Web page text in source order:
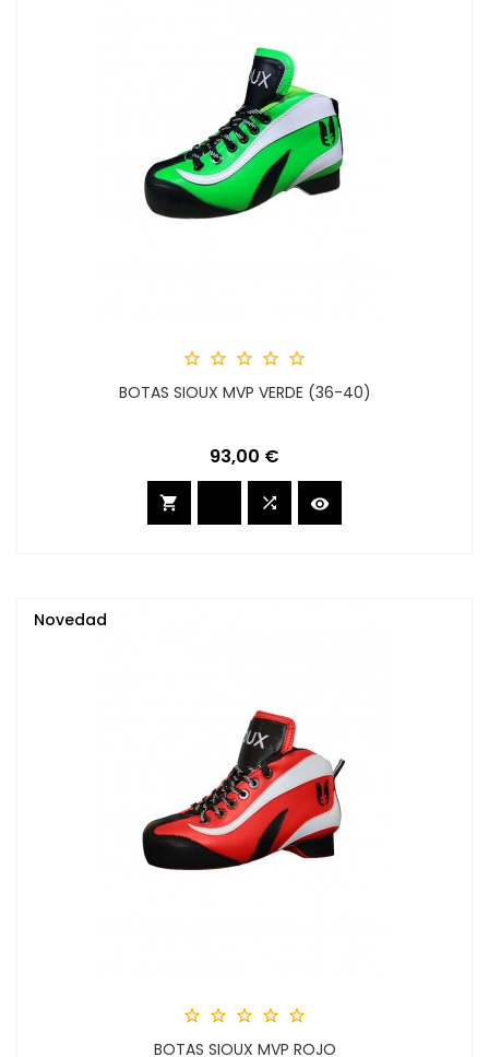
    
BOTAS SIOUX MVP VERDE (36-40)
Precio
93,00 €
  
    
BOTAS SIOUX MVP ROJO
Novedad